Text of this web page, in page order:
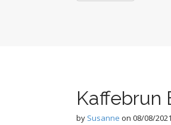
Kaffebrun
by Susanne on 08/08/2021